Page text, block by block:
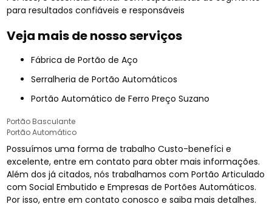
para resultados confiáveis e responsáveis
Veja mais de nosso serviços
Fábrica de Portão de Aço
Serralheria de Portão Automáticos
Portão Automático de Ferro Preço Suzano
Portão Basculante
Portão Automático
Possuímos uma forma de trabalho Custo-benefíci e
excelente, entre em contato para obter mais informações.
Além dos já citados, nós trabalhamos com Portão Articulado
com Social Embutido e Empresas de Portões Automáticos.
Por isso, entre em contato conosco e saiba mais detalhes.